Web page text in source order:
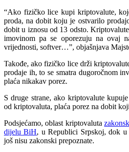
“Ako fizičko lice kupi kriptovalute,
proda, na dobit koju je ostvarilo
dobit u iznosu od 13 odsto.
imovinom pa se oporezuju na ovaj
vrijednosti, softver…”, objašnjava
Takođe, ako fizičko lice drži
prodaje ih, to se smatra dugoročnom
plaća nikakav porez.
S druge strane, ako kriptovalute
od kriptovaluta, plaća porez na dobit
Podsjećamo, oblast kriptovaluta
dijelu BiH, u Republici Srpskoj, dok
još nisu zakonski prepoznate.